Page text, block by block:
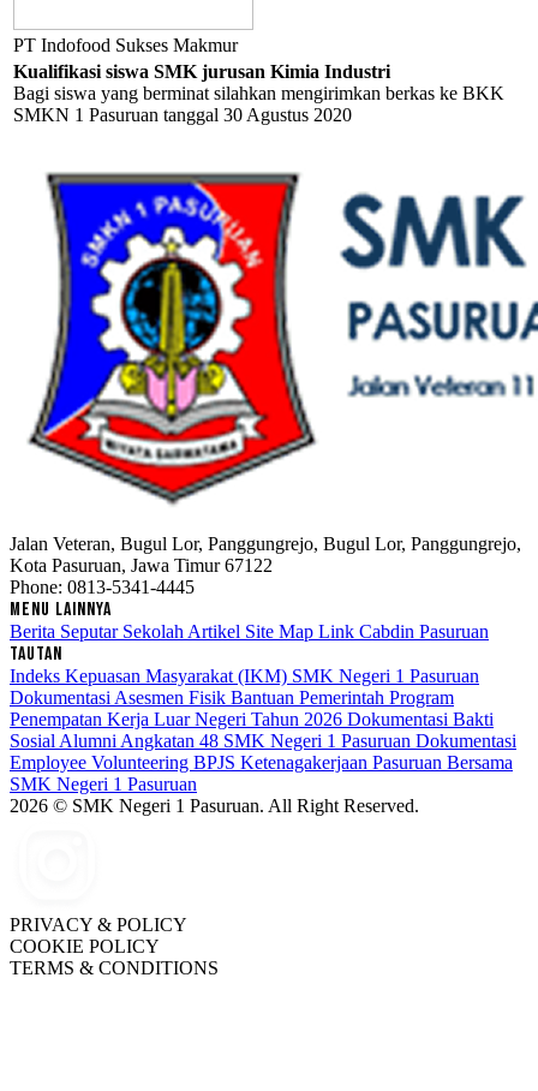
PT Indofood Sukses Makmur
Kualifikasi siswa SMK jurusan Kimia Industri
Bagi siswa yang berminat silahkan mengirimkan berkas ke BKK
SMKN 1 Pasuruan tanggal 30 Agustus 2020
Jalan Veteran, Bugul Lor, Panggungrejo, Bugul Lor, Panggungrejo,
Kota Pasuruan, Jawa Timur 67122
Phone: 0813-5341-4445
MENU LAINNYA
Berita Seputar Sekolah Artikel Site Map Link Cabdin Pasuruan
TAUTAN
Indeks Kepuasan Masyarakat (IKM) SMK Negeri 1 Pasuruan
Dokumentasi Asesmen Fisik Bantuan Pemerintah Program
Penempatan Kerja Luar Negeri Tahun 2026 Dokumentasi Bakti
Sosial Alumni Angkatan 48 SMK Negeri 1 Pasuruan Dokumentasi
Employee Volunteering BPJS Ketenagakerjaan Pasuruan Bersama
SMK Negeri 1 Pasuruan
2026 © SMK Negeri 1 Pasuruan. All Right Reserved.
PRIVACY & POLICY
COOKIE POLICY
TERMS & CONDITIONS